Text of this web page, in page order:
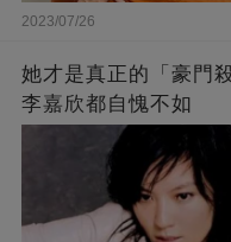
2023/07/26
她才是真正的「豪門
李嘉欣都自愧不如